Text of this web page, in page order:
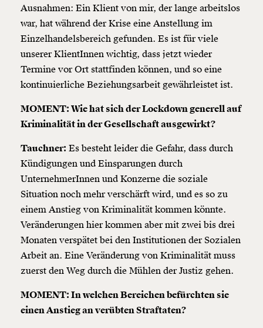
Veränderung
beginnt mit Dir!
WerdeFördermitgliedund wir können gemeinsam
unsere Wirtschaft so gestalten, dass sie für alle
Ausnahmen: Ein Klient von mir, der lange arbeitslos
war, hat während der Krise eine Anstellung im
Einzelhandelsbereich gefunden. Es ist für viele
unserer KlientInnen wichtig, dass jetzt wieder
Termine vor Ort stattfinden können, und so eine
kontinuierliche Beziehungsarbeit gewährleistet ist.
MOMENT: Wie hat sich der Lockdown generell auf
Kriminalität in der Gesellschaft ausgewirkt?
Tauchner: Es besteht leider die Gefahr, dass durch
Kündigungen und Einsparungen durch
UnternehmerInnen und Konzerne die soziale
Situation noch mehr verschärft wird, und es so zu
einem Anstieg von Kriminalität kommen könnte.
Veränderungen hier kommen aber mit zwei bis drei
Monaten verspätet bei den Institutionen der Sozialen
Arbeit an. Eine Veränderung von Kriminalität muss
zuerst den Weg durch die Mühlen der Justiz gehen.
MOMENT: In welchen Bereichen befürchten sie
einen Anstieg an verübten Straftaten?